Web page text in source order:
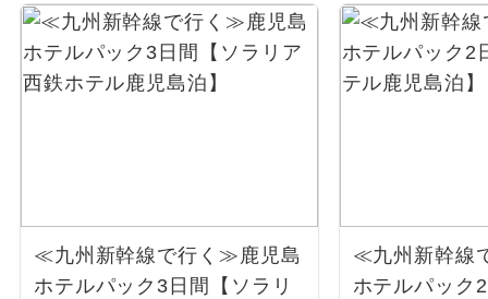
≪九州新幹線で行く≫鹿児島
ホテルパック3日間【ソラリ
≪九州新幹線
ホテルパック